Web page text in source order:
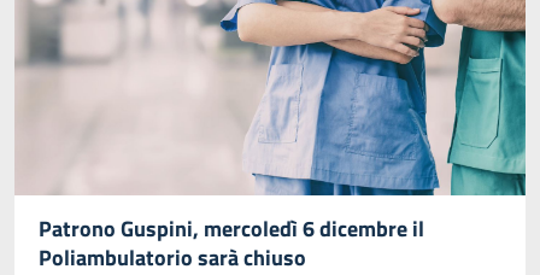
Patrono Guspini, mercoledì 6 dicembre il
Poliambulatorio sarà chiuso